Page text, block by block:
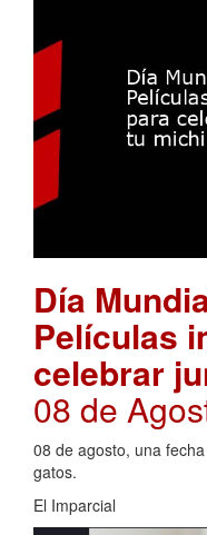
Día
Películas
celebrar
08 de
08 de agosto, una
gatos.
El Imparcial